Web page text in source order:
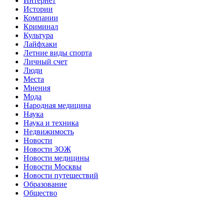
Истории
Компании
Криминал
Культура
Лайфхаки
Летние виды спорта
Личный счет
Люди
Места
Мнения
Мода
Народная медицина
Наука
Наука и техника
Недвижимость
Новости
Новости ЗОЖ
Новости медицины
Новости Москвы
Новости путешествий
Образование
Общество